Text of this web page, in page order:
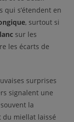
qui s’étendent en
, surtout si
sur les
les écarts de
surprises
signalent une
la
miellat laissé